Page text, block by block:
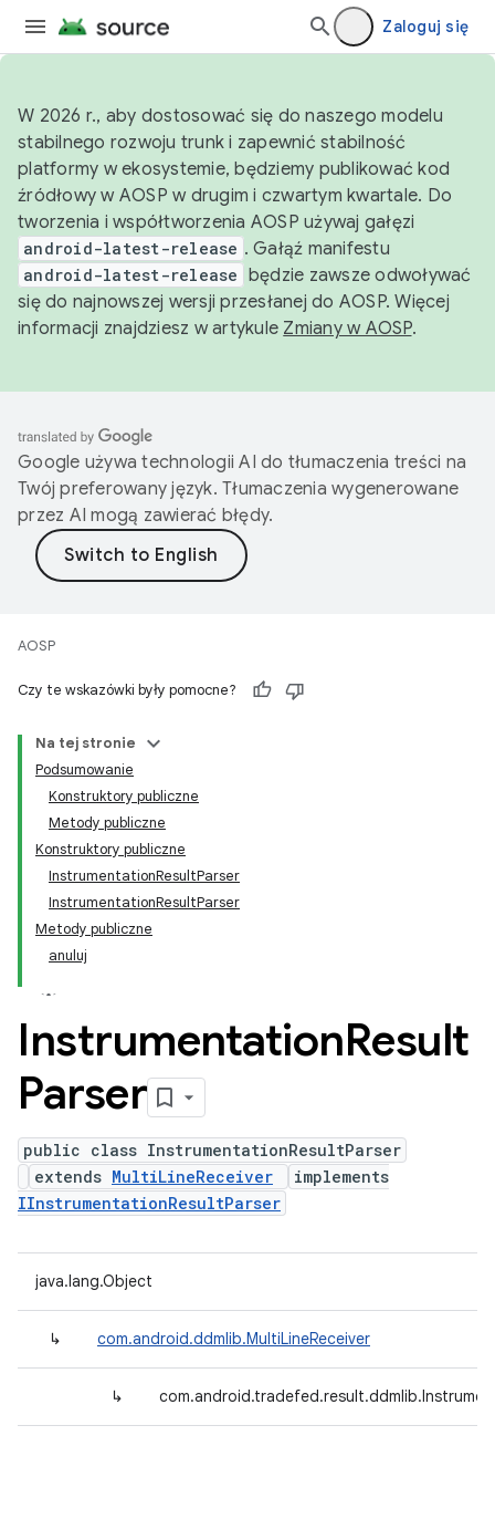
Zaloguj się
W 2026 r., aby dostosować się do naszego modelu
stabilnego rozwoju trunk i zapewnić stabilność
platformy w ekosystemie, będziemy publikować kod
źródłowy w AOSP w drugim i czwartym kwartale. Do
tworzenia i współtworzenia AOSP używaj gałęzi
android-latest-release . Gałąź manifestu
android-latest-release będzie zawsze odwoływać
się do najnowszej wersji przesłanej do AOSP. Więcej
informacji znajdziesz w artykule Zmiany w AOSP.
Google używa technologii AI do tłumaczenia treści na
Twój preferowany język. Tłumaczenia wygenerowane
przez AI mogą zawierać błędy.
AOSP
Czy te wskazówki były pomocne?
Na tej stronie
Podsumowanie
Konstruktory publiczne
Metody publiczne
Konstruktory publiczne
InstrumentationResultParser
InstrumentationResultParser
Metody publiczne
anuluj
InstrumentationResult
Parser
public class InstrumentationResultParser
extends MultiLineReceiver
implements
IInstrumentationResultParser
java.lang.Object
↳ com.android.ddmlib.MultiLineReceiver
↳